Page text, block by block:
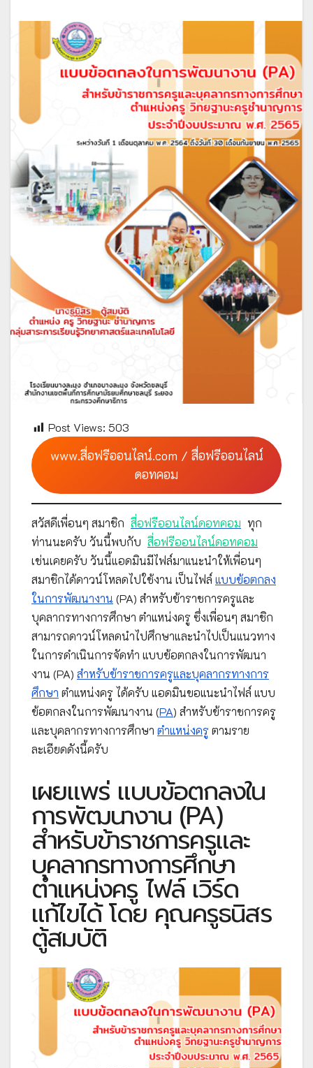
Post Views: 503
www.สื่อฟรีออนไลน์.com / สื่อฟรีออนไลน์
ดอทคอม
สวัสดีเพื่อนๆ สมาชิก สื่อฟรีออนไลน์ดอทคอม ทุก
ท่านนะครับ วันนี้พบกับ สื่อฟรีออนไลน์ดอทคอม
เช่นเคยครับ วันนี้แอดมินมีไฟล์มาแนะนำให้เพื่อนๆ
สมาชิกได้ดาวน์โหลดไปใช้งาน เป็นไฟล์ แบบข้อตกลง
ในการพัฒนางาน (PA) สำหรับข้าราชการครูและ
บุคลากรทางการศึกษา ตำแหน่งครู ซึ่งเพื่อนๆ สมาชิก
สามารถดาวน์โหลดนำไปศึกษาและนำไปเป็นแนวทาง
ในการดำเนินการจัดทำ แบบข้อตกลงในการพัฒนา
งาน (PA) สำหรับข้าราชการครูและบุคลากรทางการ
ศึกษา ตำแหน่งครู ได้ครับ แอดมินขอแนะนำไฟล์ แบบ
ข้อตกลงในการพัฒนางาน (PA) สำหรับข้าราชการครู
และบุคลากรทางการศึกษา ตำแหน่งครู ตามราย
ละเอียดดังนี้ครับ
เผยแพร่ แบบข้อตกลงใน
การพัฒนางาน (PA)
สำหรับข้าราชการครูและ
บุคลากรทางการศึกษา
ตำแหน่งครู ไฟล์ เวิร์ด
แก้ไขได้ โดย คุณครูธนิสร
ตู้สมบัติ